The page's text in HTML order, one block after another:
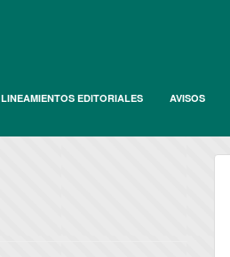
LINEAMIENTOS EDITORIALES AVISOS